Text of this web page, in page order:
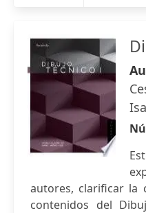
autores, clarificar la
contenidos del